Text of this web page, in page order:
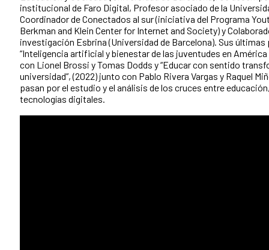
institucional de Faro Digital, Profesor asociado de la
Coordinador de Conectados al sur (iniciativa del Programa
Berkman and Klein Center for Internet and Society) y
investigación Esbrina (Universidad de Barcelona). Sus
“Inteligencia artificial y bienestar de las juventudes en América
con Lionel Brossi y Tomas Dodds y “Educar con sentido
universidad”, (2022) junto con Pablo Rivera Vargas y Raquel
pasan por el estudio y el análisis de los cruces entre
tecnologías digitales.